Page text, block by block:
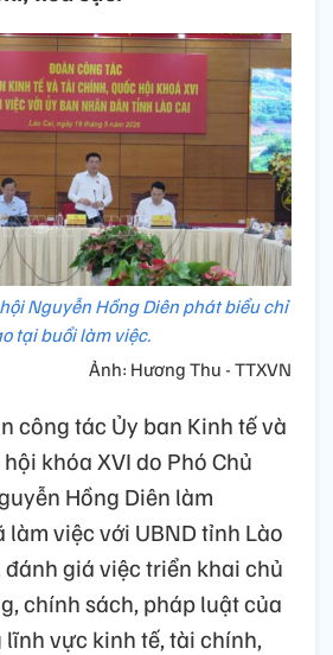
Nguyễn Hồng Diên phát biểu chỉ
tại buổi làm việc.
Ảnh: Hương Thu - TTXVN
công tác Ủy ban Kinh tế và
khóa XVI do Phó Chủ
Hồng Diên làm
việc với UBND tỉnh Lào
đánh giá việc triển khai chủ
chính sách, pháp luật của
vực kinh tế, tài chính,